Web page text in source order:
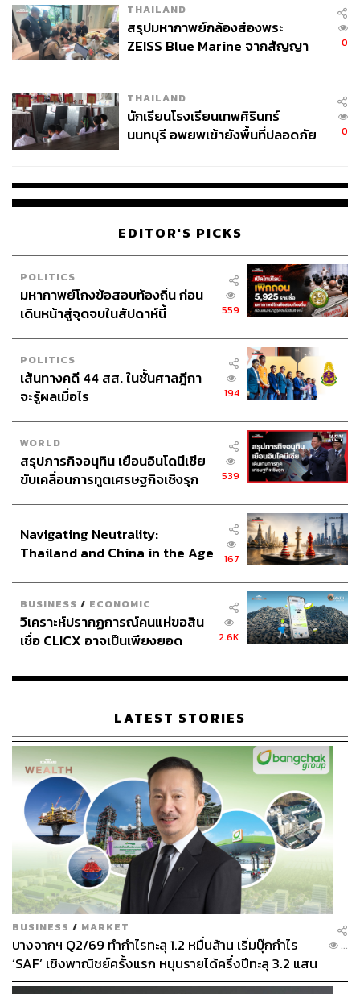
THAILAND
สรุปมหากาพย์กล้องส่องพระ
ZEISS Blue Marine จากสัญญา
จ่ายหนี้-แอบระบุแบรนด์
0
THAILAND
นักเรียนโรงเรียนเทพศิรินทร์
นนทบุรี อพยพเข้ายังพื้นที่ปลอดภัย
0
EDITOR'S PICKS
POLITICS
มหากาพย์โกงข้อสอบท้องถิ่น ก่อน
เดินหน้าสู่จุดจบในสัปดาห์นี้
559
POLITICS
เส้นทางคดี 44 สส. ในชั้นศาลฎีกา
จะรู้ผลเมื่อไร
194
WORLD
สรุปภารกิจอนุทิน เยือนอินโดนีเซีย
ขับเคลื่อนการทูตเศรษฐกิจเชิงรุก
539
Navigating Neutrality:
Thailand and China in the Age
167
BUSINESS / ECONOMIC
วิเคราะห์ปรากฏการณ์คนแห่ขอสิน
เชื่อ CLICX อาจเป็นเพียงยอด
เรือนไทยที่ถูกซุกไว้
2.6K
LATEST STORIES
BUSINESS / MARKET
บางจากฯ Q2/69 ทำกำไรทะลุ 1.2 หมื่นล้าน เริ่มบุ๊กกำไร
‘SAF’ เชิงพาณิชย์ครั้งแรก หนุนรายได้ครึ่งปีทะลุ 3.2 แสน
ล้าน
...